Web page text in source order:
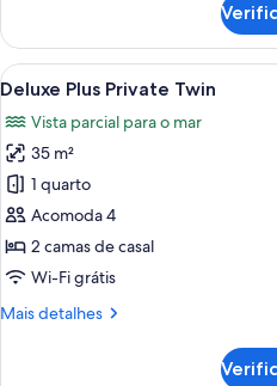
Plus
Private
King
Carrega
todas
as
fotos
de
Deluxe
Plus
Private
6
Deluxe Plus Private Twin
Vista parcial para o mar
35 m²
1 quarto
Acomoda 4
2 camas de casal
Wi-Fi grátis
Mais detalhes
Mais